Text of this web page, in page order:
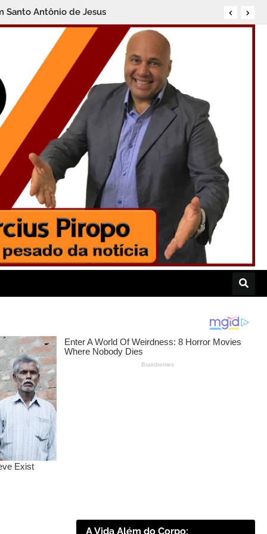
Centro de Santo Antônio de Jesus
A Vida Além do Corpo: